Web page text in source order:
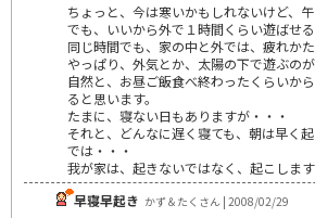
ちょっと、今は寒いかもしれないけど、
でも、いいから外で１時間くらい遊ばせる
同じ時間でも、家の中と外では、疲れかた
やっぱり、外気とか、太陽の下で遊ぶのが
自然と、お昼ご飯食べ終わったくらいか
ると思います。
たまに、寝ない日もありますが・・・
それと、どんなに遅く寝ても、朝は早く
では・・・
我が家は、起きないではなく、起こします
早寝早起き かず＆たくさん | 2008/02/29